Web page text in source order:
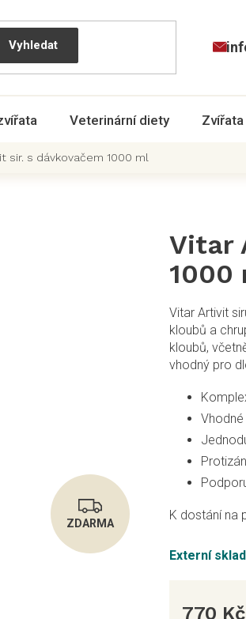
Veterinární diety
sir. s dávkovačem 1000 ml
Z
ZDARMA
Externí
Vitar Artivit
kloubů a
kloubů,
vhodný pro
K dostání na
Vitar
1000
770 Kč